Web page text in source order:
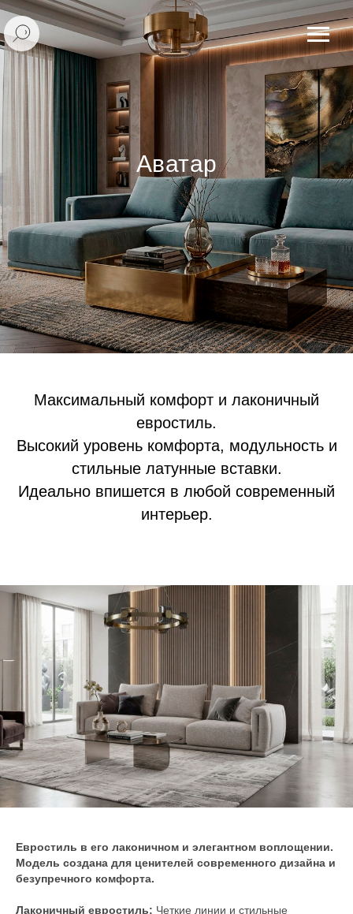
Аватар
Максимальный комфорт и лаконичный
евростиль.
Высокий уровень комфорта, модульность и
стильные латунные вставки.
Идеально впишется в любой современный
интерьер.
Евростиль в его лаконичном и элегантном воплощении.
Модель создана для ценителей современного дизайна и
безупречного комфорта.
Лаконичный евростиль: Четкие линии и стильные